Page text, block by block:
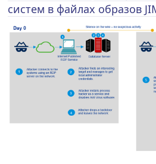
систем в файлах образов